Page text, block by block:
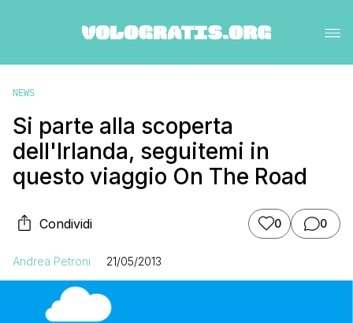
NEWS
Si parte alla scoperta
dell'Irlanda, seguitemi in
questo viaggio On The Road
Condividi 0 0
Andrea Petroni 21/05/2013